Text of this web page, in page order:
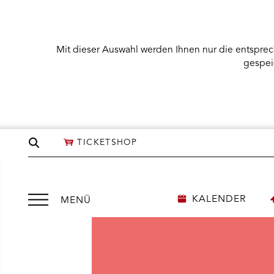
Seite
TICKETSHOP
Mit dieser Auswahl werden Ihnen nur die
MENÜ
Menü
KALENDER